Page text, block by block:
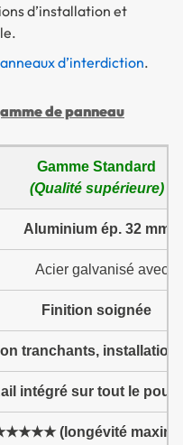
d’installation et
d’interdiction.
de panneau
Gamme Standard
(Qualité supérieure)
Aluminium ép. 32 mm
Acier galvanisé avec
Finition soignée
tranchants, installation
intégré sur tout le
(longévité